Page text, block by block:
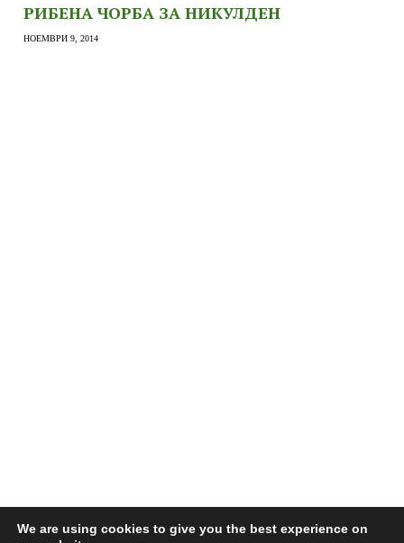
РИБЕНА ЧОРБА ЗА НИКУЛДЕН
НОЕМВРИ 9, 2014
We are using cookies to give you the best experience on